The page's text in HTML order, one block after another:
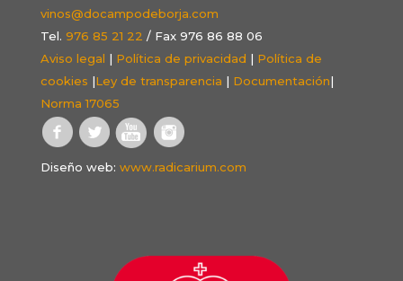
vinos@docampodeborja.com
Tel. 976 85 21 22 / Fax 976 86 88 06
Aviso legal | Política de privacidad | Política de
cookies |Ley de transparencia | Documentación|
Norma 17065
Diseño web: www.radicarium.com